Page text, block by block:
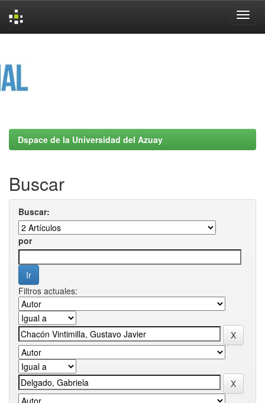
Dspace de la Universidad del Azuay
Buscar
Buscar:
por
Filtros actuales: